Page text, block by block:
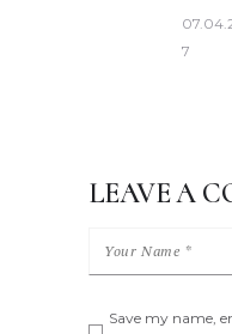
7
LEAVE A
Save my name,